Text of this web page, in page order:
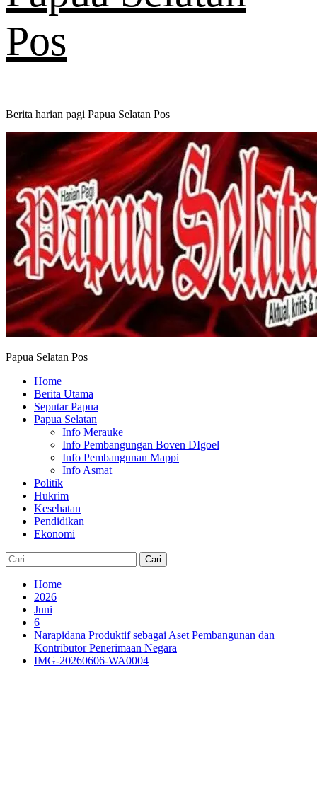
Pos
Berita harian pagi Papua Selatan Pos
Primary
Papua Selatan Pos
Home
Berita Utama
Seputar Papua
Papua Selatan
Info Merauke
Info Pembangungan Boven DIgoel
Info Pembangunan Mappi
Info Asmat
Politik
Hukrim
Kesehatan
Pendidikan
Ekonomi
Cari
untuk:
Home
2026
Juni
6
Narapidana Produktif sebagai Aset Pembangunan dan
Kontributor Penerimaan Negara
IMG-20260606-WA0004